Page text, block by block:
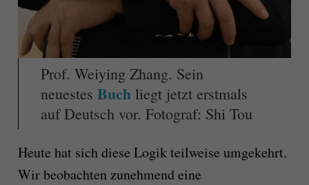
Prof. Weiying Zhang. Sein
neuestes Buchliegt jetzt erstmals
auf Deutsch vor. Fotograf: Shi Tou
Heute hat sich diese Logik teilweise umgekehrt.
Wir beobachten zunehmend eine